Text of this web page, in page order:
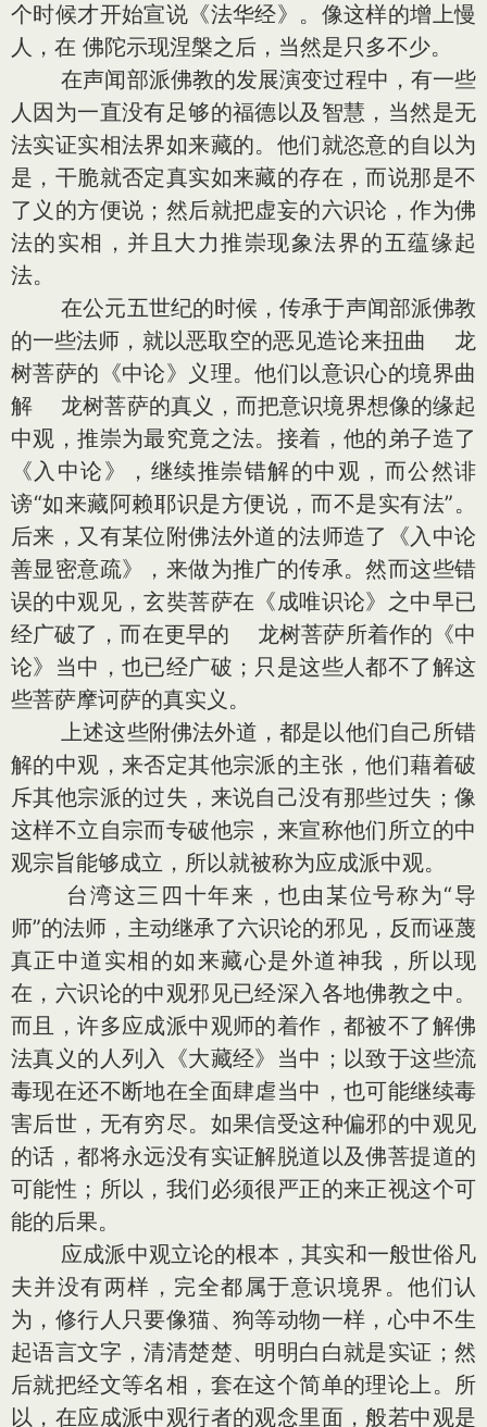
个时候才开始宣说《法华经》。像这样的增上慢
人，在 佛陀示现涅槃之后，当然是只多不少。
在声闻部派佛教的发展演变过程中，有一些
人因为一直没有足够的福德以及智慧，当然是无
法实证实相法界如来藏的。他们就恣意的自以为
是，干脆就否定真实如来藏的存在，而说那是不
了义的方便说；然后就把虚妄的六识论，作为佛
法的实相，并且大力推崇现象法界的五蕴缘起
法。
在公元五世纪的时候，传承于声闻部派佛教
的一些法师，就以恶取空的恶见造论来扭曲 龙
树菩萨的《中论》义理。他们以意识心的境界曲
解 龙树菩萨的真义，而把意识境界想像的缘起
中观，推崇为最究竟之法。接着，他的弟子造了
《入中论》，继续推崇错解的中观，而公然诽
谤“如来藏阿赖耶识是方便说，而不是实有法”。
后来，又有某位附佛法外道的法师造了《入中论
善显密意疏》，来做为推广的传承。然而这些错
误的中观见，玄奘菩萨在《成唯识论》之中早已
经广破了，而在更早的 龙树菩萨所着作的《中
论》当中，也已经广破；只是这些人都不了解这
些菩萨摩诃萨的真实义。
上述这些附佛法外道，都是以他们自己所错
解的中观，来否定其他宗派的主张，他们藉着破
斥其他宗派的过失，来说自己没有那些过失；像
这样不立自宗而专破他宗，来宣称他们所立的中
观宗旨能够成立，所以就被称为应成派中观。
台湾这三四十年来，也由某位号称为“导
师”的法师，主动继承了六识论的邪见，反而诬蔑
真正中道实相的如来藏心是外道神我，所以现
在，六识论的中观邪见已经深入各地佛教之中。
而且，许多应成派中观师的着作，都被不了解佛
法真义的人列入《大藏经》当中；以致于这些流
毒现在还不断地在全面肆虐当中，也可能继续毒
害后世，无有穷尽。如果信受这种偏邪的中观见
的话，都将永远没有实证解脱道以及佛菩提道的
可能性；所以，我们必须很严正的来正视这个可
能的后果。
应成派中观立论的根本，其实和一般世俗凡
夫并没有两样，完全都属于意识境界。他们认
为，修行人只要像猫、狗等动物一样，心中不生
起语言文字，清清楚楚、明明白白就是实证；然
后就把经文等名相，套在这个简单的理论上。所
以，在应成派中观行者的观念里面，般若中观是